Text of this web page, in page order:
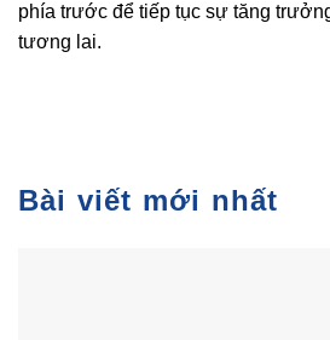
phía trước để tiếp tục sự tăng
tương lai.
Bài viết mới nhất